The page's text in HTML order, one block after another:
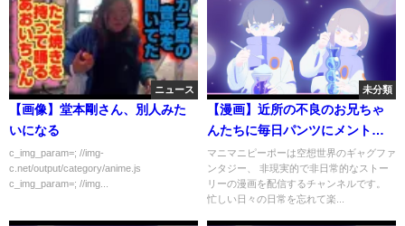
ニュース
【画像】堂本剛さん、別人みた
いになる
c_img_param=; //img-
c.net/output/category/anime.js
c_img_param=; //img...
未分類
【漫画】近所の不良のお兄ちゃ
んたちに毎日パンツにメントス
コーラしてもらっていた私の人
生は激変してしまった…10年
後、大人になり不良のお兄ちゃ
マニマニピーポーは空想世界のギャグファ
ンタジー、 非現実的で非日常的なストー
リーの漫画を配信するチャンネルです。
忙しい日々の日常を忘れて楽...